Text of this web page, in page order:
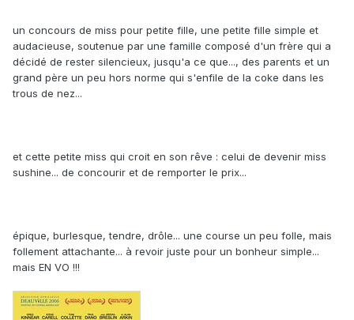
un concours de miss pour petite fille, une petite fille simple et
audacieuse, soutenue par une famille composé d'un frère qui a
décidé de rester silencieux, jusqu'a ce que..., des parents et un
grand père un peu hors norme qui s'enfile de la coke dans les
trous de nez...
et cette petite miss qui croit en son rêve : celui de devenir miss
sushine... de concourir et de remporter le prix...
épique, burlesque, tendre, drôle... une course un peu folle, mais
follement attachante... à revoir juste pour un bonheur simple...
mais EN VO !!!